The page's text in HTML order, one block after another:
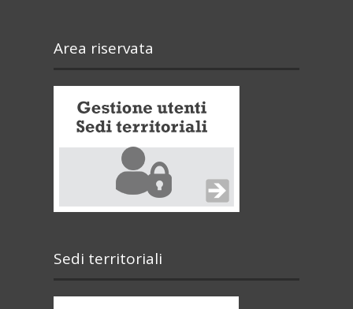
Area riservata
Sedi territoriali